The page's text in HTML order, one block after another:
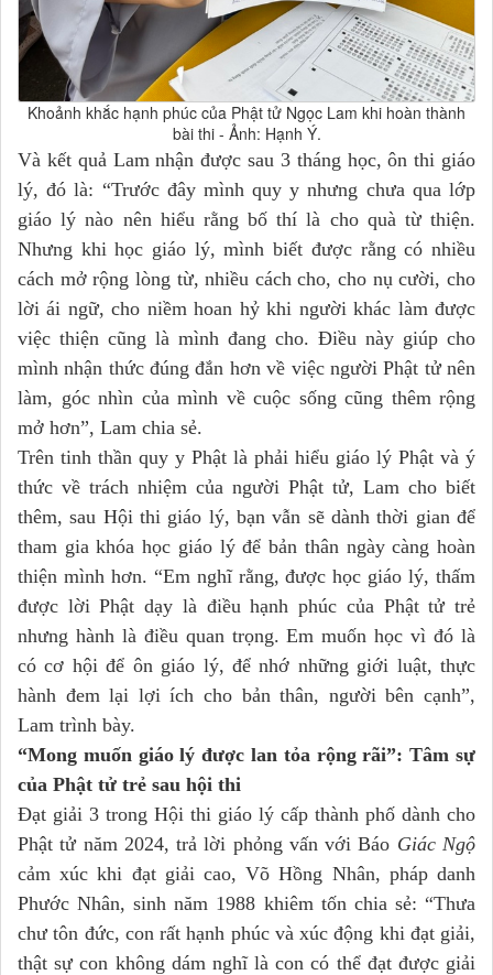
Khoảnh khắc hạnh phúc của Phật tử Ngọc Lam khi hoàn thành
bài thi - Ảnh: Hạnh Ý.
Và kết quả Lam nhận được sau 3 tháng học, ôn thi giáo
lý, đó là: “Trước đây mình quy y nhưng chưa qua lớp
giáo lý nào nên hiểu rằng bố thí là cho quà từ thiện.
Nhưng khi học giáo lý, mình biết được rằng có nhiều
cách mở rộng lòng từ, nhiều cách cho, cho nụ cười, cho
lời ái ngữ, cho niềm hoan hỷ khi người khác làm được
việc thiện cũng là mình đang cho. Điều này giúp cho
mình nhận thức đúng đắn hơn về việc người Phật tử nên
làm, góc nhìn của mình về cuộc sống cũng thêm rộng
mở hơn”, Lam chia sẻ.
Trên tinh thần quy y Phật là phải hiểu giáo lý Phật và ý
thức về trách nhiệm của người Phật tử, Lam cho biết
thêm, sau Hội thi giáo lý, bạn vẫn sẽ dành thời gian để
tham gia khóa học giáo lý để bản thân ngày càng hoàn
thiện mình hơn. “Em nghĩ rằng, được học giáo lý, thấm
được lời Phật dạy là điều hạnh phúc của Phật tử trẻ
nhưng hành là điều quan trọng. Em muốn học vì đó là
có cơ hội để ôn giáo lý, để nhớ những giới luật, thực
hành đem lại lợi ích cho bản thân, người bên cạnh”,
Lam trình bày.
“Mong muốn giáo lýđược lan tỏa rộng rãi”: Tâm sự
của Phật tử trẻ sau hội thi
Đạt giải 3 trong Hội thi giáo lý cấp thành phố dành cho
Phật tử năm 2024, trả lời phỏng vấn với Báo Giác Ngộ
cảm xúc khi đạt giải cao, Võ Hồng Nhân, pháp danh
Phước Nhân, sinh năm 1988 khiêm tốn chia sẻ: “Thưa
chư tôn đức, con rất hạnh phúc và xúc động khi đạt giải,
thật sự con không dám nghĩ là con có thể đạt được giải